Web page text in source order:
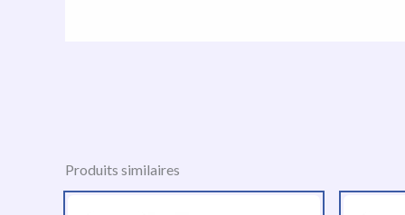
Produits similaires